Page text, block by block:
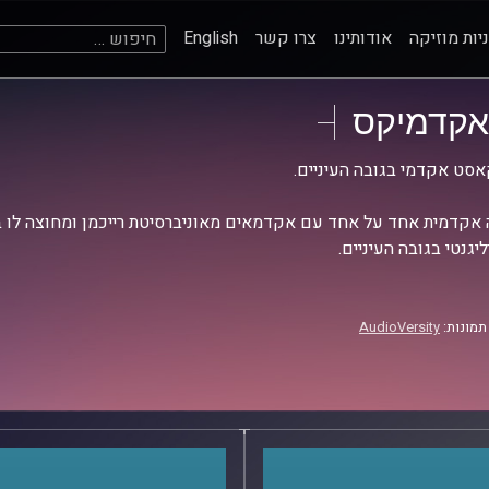
מוזיקה אודותינו צרו קשר English חיפוש:
אקדמיקס
אקדמי בגובה העיניים.
אקדמית אחד על אחד עם אקדמאים מאוניברסיטת רייכמן ומחוצה לו
בגובה העיניים.
AudioVersity